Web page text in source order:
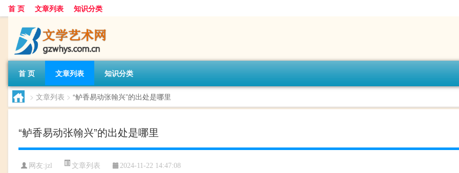
首 页 文章列表 知识分类
首 页 文章列表 知识分类
> 文章列表 > “鲈香易动张翰兴”的出处是哪里
“鲈香易动张翰兴”的出处是哪里
网友:jzl 文章列表 2024-11-22 14:47:08